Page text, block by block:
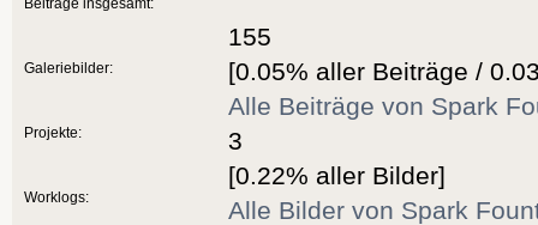
Galeriebilder:
Projekte:
Worklogs:
155
[0.05% aller Beiträge /
Alle Beiträge von Spark
3
[0.22% aller Bilder]
Alle Bilder von Spark